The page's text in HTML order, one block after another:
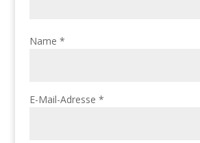
Name *
E-Mail-Adresse *